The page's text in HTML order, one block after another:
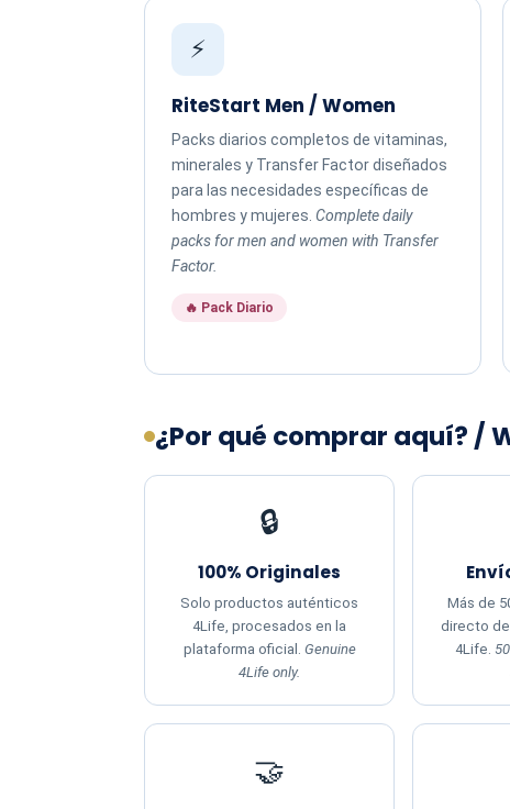
⚡
RiteStart Men / Women
Packs diarios completos de vitaminas,
minerales y Transfer Factor diseñados
para las necesidades específicas de
hombres y mujeres. Complete daily
packs for men and women with Transfer
Factor.
🔥 Pack Diario
¿Por qué comprar aquí? /
🔒
100% Originales
Solo productos auténticos
4Life, procesados en la
plataforma oficial. Genuine
4Life only.
Más de
directo
4Life.
🤝